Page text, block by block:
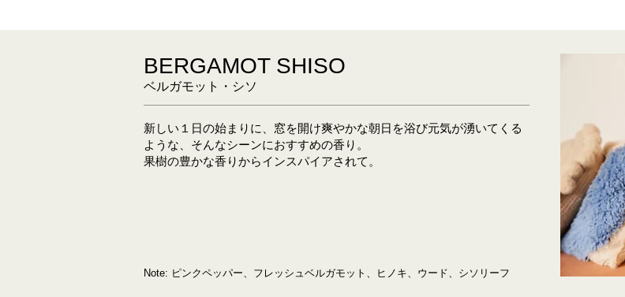
BERGAMOT SHISO
ベルガモット・シソ
新しい１日の始まりに、窓を開け爽やかな朝日を浴び元気が湧いてくる
ような、そんなシーンにおすすめの香り。
果樹の豊かな香りからインスパイアされて。
Note: ピンクペッパー、フレッシュベルガモット、ヒノキ、ウード、シソリーフ